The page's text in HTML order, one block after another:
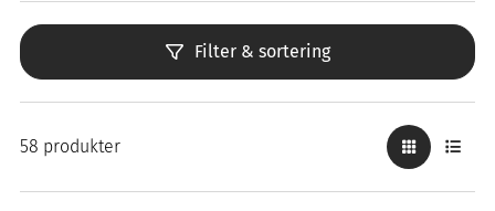
Filter & sortering
58 produkter